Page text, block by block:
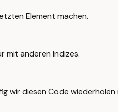
Element machen.
mit anderen Indizes.
wir diesen Code